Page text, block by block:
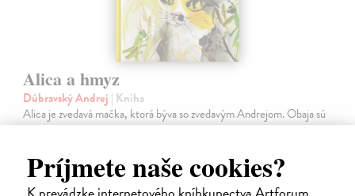
Príjmete naše cookies?
Alica a hmyz
Dúbravský Andrej | Kniha
Alica je zvedavá mačka, ktorá býva so zvedavým Andrejom. Obaja sú
fascinovaní ríšou hmyzu.
28,03 €